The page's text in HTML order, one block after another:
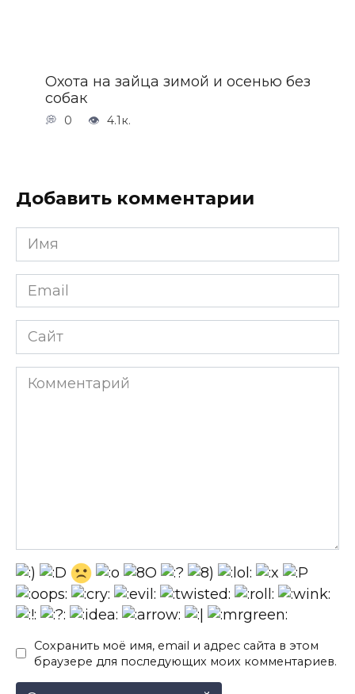
Охота на зайца зимой и осенью без
собак
0 4.1к.
Добавить комментарии
Имя
Email
*
Сайт
Комментарий
Сохранить моё имя, email и адрес сайта в этом
браузере для последующих моих комментариев.